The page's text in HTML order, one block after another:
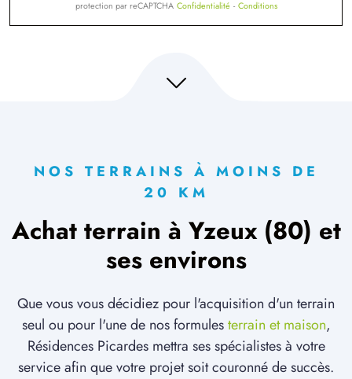
protection par reCAPTCHA Confidentialité - Conditions
NOS TERRAINS À MOINS DE
20 KM
Achat terrain à Yzeux (80) et
ses environs
Que vous vous décidiez pour l'acquisition d'un terrain
seul ou pour l'une de nos formulesterrain et maison,
Résidences Picardes mettra ses spécialistes à votre
service afin que votre projet soit couronné de succès.